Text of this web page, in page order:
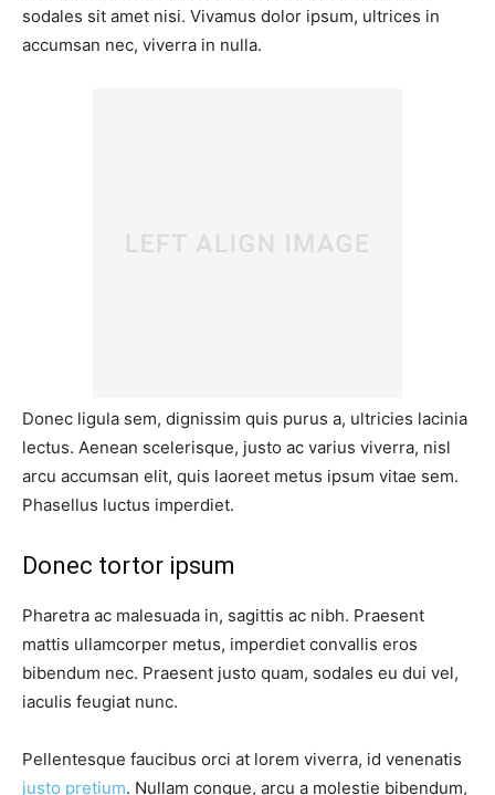
sodales sit amet nisi. Vivamus dolor ipsum, ultrices in
accumsan nec, viverra in nulla.
Donec ligula sem, dignissim quis purus a, ultricies lacinia
lectus. Aenean scelerisque, justo ac varius viverra, nisl
arcu accumsan elit, quis laoreet metus ipsum vitae sem.
Phasellus luctus imperdiet.
Donec tortor ipsum
Pharetra ac malesuada in, sagittis ac nibh. Praesent
mattis ullamcorper metus, imperdiet convallis eros
bibendum nec. Praesent justo quam, sodales eu dui vel,
iaculis feugiat nunc.
Pellentesque faucibus orci at lorem viverra, id venenatis
justo pretium. Nullam congue, arcu a molestie bibendum,